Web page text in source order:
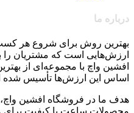
درباره ما
بهترین روش برای شروع هر
ارزش‌هایی است که مشتریان
افشین واچ با مجموعه‌ای از
اساس این ارزش‌ها تأسیس
هدف ما در فروشگاه افشین واچ،